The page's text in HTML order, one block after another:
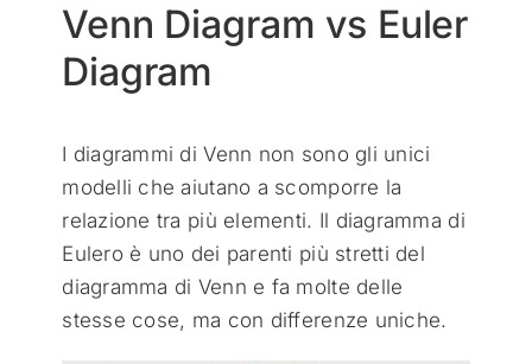
Venn Diagram vs Euler
Diagram
I diagrammi di Venn non sono gli unici
modelli che aiutano a scomporre la
relazione tra più elementi. Il diagramma di
Eulero è uno dei parenti più stretti del
diagramma di Venn e fa molte delle
stesse cose, ma con differenze uniche.